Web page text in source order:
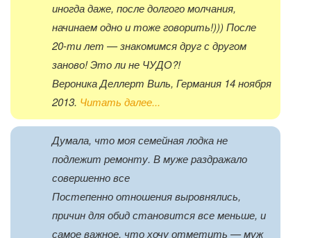
иногда даже, после долгого молчания,
начинаем одно и тоже говорить!))) После
20-ти лет — знакомимся друг с другом
заново! Это ли не ЧУДО?!
Вероника Деллерт Виль, Германия 14 ноября
2013. Читать далее...
Думала, что моя семейная лодка не
подлежит ремонту. В муже раздражало
совершенно все
Постепенно отношения выровнялись,
причин для обид становится все меньше, и
самое важное, что хочу отметить — муж